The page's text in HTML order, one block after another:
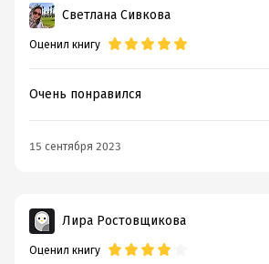
Светлана Сивкова
Оценил книгу
Очень понравился
15 сентября 2023
Лира Ростовщикова
Оценил книгу